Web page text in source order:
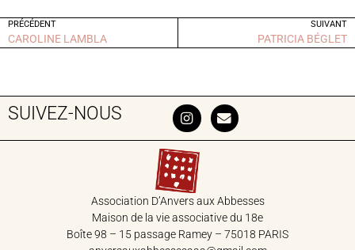
PRÉCÉDENT
CAROLINE LAMBLA
SUIVANT
PATRICIA BÉGLET
SUIVEZ-NOUS
Association D’Anvers aux Abbesses
Maison de la vie associative du 18‎e
Boîte 98 – 15 passage Ramey – 75018 PARIS